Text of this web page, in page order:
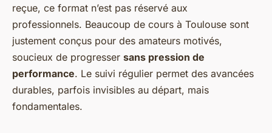
reçue, ce format n’est pas réservé aux
professionnels. Beaucoup de cours à Toulouse sont
justement conçus pour des amateurs motivés,
soucieux de progresser sans pression de
performance. Le suivi régulier permet des avancées
durables, parfois invisibles au départ, mais
fondamentales.